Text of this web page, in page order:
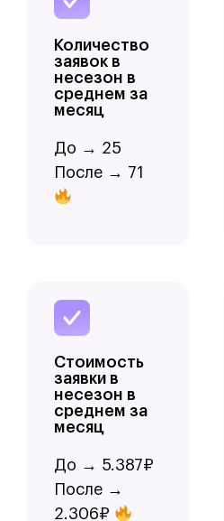
Количество
заявок в
несезон в
среднем за
месяц
До → 25
После → 71
Стоимость
заявки в
несезон в
среднем за
месяц
До → 5.387₽
После →
2.306₽